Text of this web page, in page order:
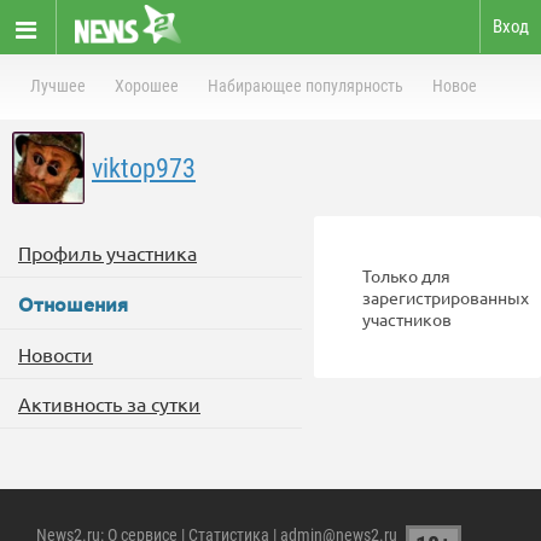
Вход
Лучшее Хорошее Набирающее популярность Новое
viktop973
Профиль участника
Отношения
Новости
Активность за сутки
Только для
зарегистрированных
участников
News2.ru: О сервисе | Статистика | admin@news2.ru